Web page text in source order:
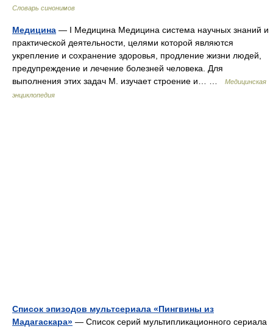
Словарь синонимов
Медицина — I Медицина Медицина система научных знаний и
практической деятельности, целями которой являются
укрепление и сохранение здоровья, продление жизни людей,
предупреждение и лечение болезней человека. Для
выполнения этих задач М. изучает строение и… …
Медицинская
энциклопедия
Список эпизодов мультсериала «Пингвины из
Мадагаскара» — Список серий мультипликационного сериала